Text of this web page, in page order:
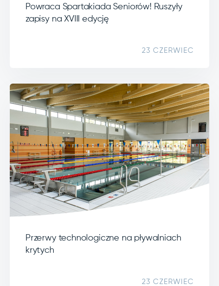
Powraca Spartakiada Seniorów! Ruszyły
zapisy na XVIII edycję
23 CZERWIEC
Przerwy technologiczne na pływalniach
krytych
23 CZERWIEC